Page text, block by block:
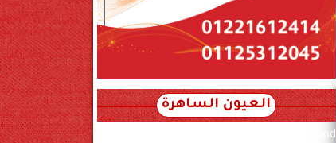
العيون الساهرة
xml_json/rss/~12.xml x0n not found